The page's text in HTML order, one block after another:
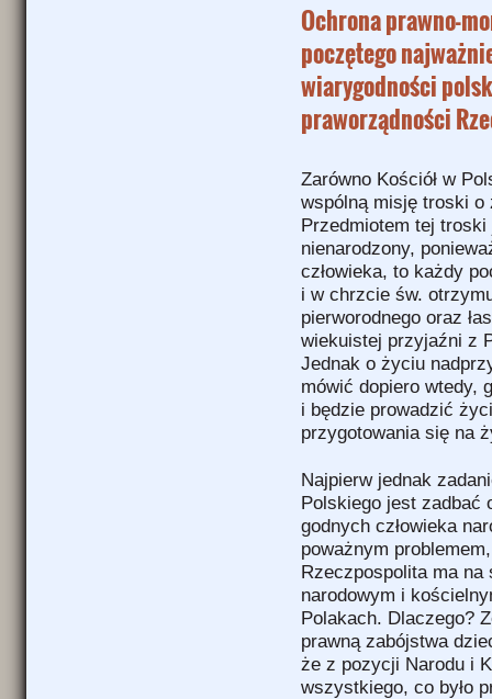
Ochrona prawno-
poczętego
wiarygodności
praworządności
Zarówno Kościół w
wspólną misję troski
Przedmiotem tej
nienarodzony,
człowieka, to każdy
i w chrzcie św.
pierworodnego oraz
wiekuistej przyjaźni z
Jednak o życiu
mówić dopiero wtedy,
i będzie prowadzić
przygotowania się na
Najpierw jednak
Polskiego jest zadbać
godnych człowieka
poważnym
Rzeczpospolita ma na
narodowym i
Polakach. Dlaczego?
prawną zabójstwa
że z pozycji Narodu i
wszystkiego, co było